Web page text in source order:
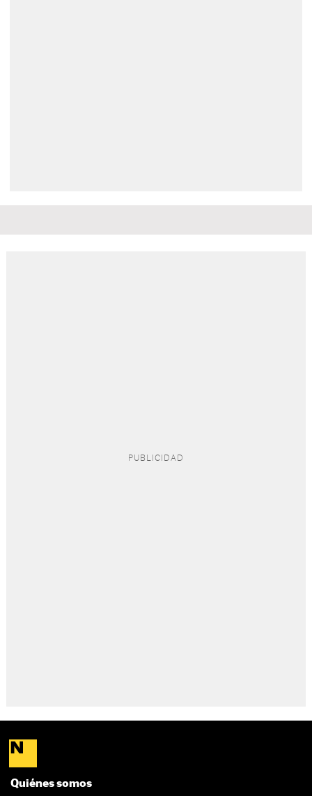
Quiénes somos